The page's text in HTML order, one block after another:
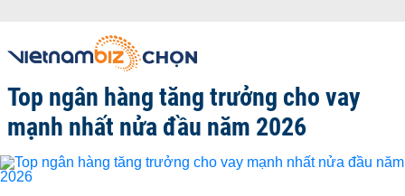
Top ngân hàng tăng trưởng cho vay
mạnh nhất nửa đầu năm 2026